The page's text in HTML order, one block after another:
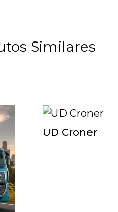
Similares
UD Croner